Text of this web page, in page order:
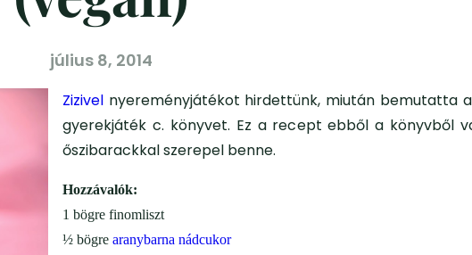
július 8, 2014
Zizivel nyereményjátékot hirdettünk, miután bemutatta
gyerekjáték c. könyvet. Ez a recept ebből a könyvből
őszibarackkal szerepel benne.
Hozzávalók:
1 bögre finomliszt
½ bögre aranybarna nádcukor